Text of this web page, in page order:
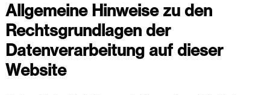
Allgemeine Hinweise zu den
Rechtsgrundlagen der
Datenverarbeitung auf dieser
Website